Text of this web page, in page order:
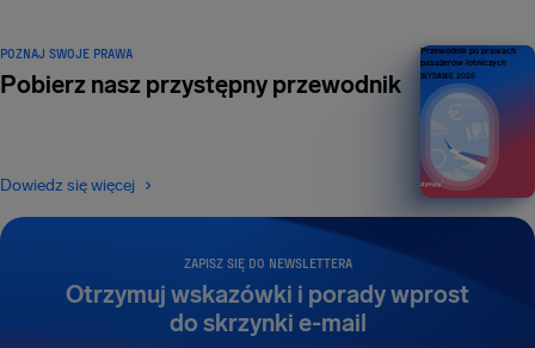
ZAPISZ SIĘ DO NEWSLETTERA
Otrzymuj wskazówki i porady wprost
do skrzynki e-mail
POZNAJ SWOJE PRAWA
Pobierz nasz przystępny przewodnik
Dowiedz się więcej
Przewodnik po prawach
pasażerów lotniczych
WYDANIE 2026